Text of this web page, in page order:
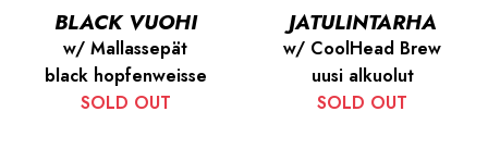
BLACK VUOHI
w/ Mallassepät
black hopfenweisse
SOLD OUT
JATULINTARHA
w/ CoolHead Brew
uusi alkuolut
SOLD OUT